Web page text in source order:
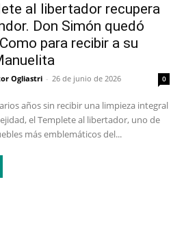
al libertador recupera
Don Simón quedó
para recibir a su
Ogliastri - 26 de junio de 2026 0
años sin recibir una limpieza integral
el Templete al libertador, uno de
más emblemáticos del...